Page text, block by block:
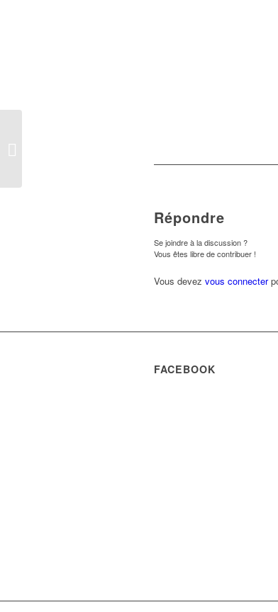
Répondre
Se joindre à la discussion ?
Vous êtes libre de contribuer !
Vous devez vous connecter
FACEBOOK